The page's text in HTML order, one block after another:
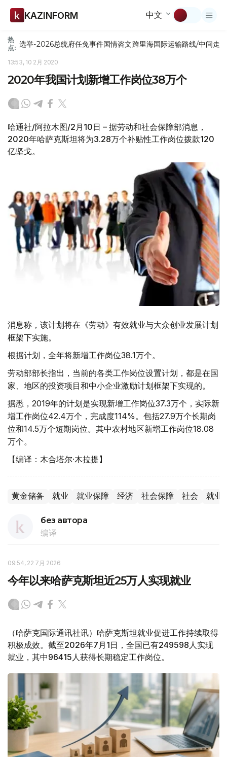
KAZINFORM 中文
热
点: 选举-2026总统府任免事件国情咨文跨里海国际运输路线/中间走廊
13:53, 10 2月 2020
2020年我国计划新增工作岗位38万个
哈通社/阿拉木图/2月10日 – 据劳动和社会保障部消息，
2020年哈萨克斯坦将为3.28万个补贴性工作岗位拨款120
亿坚戈。
消息称，该计划将在《劳动》有效就业与大众创业发展计划
框架下实施。
根据计划，全年将新增工作岗位38.1万个。
劳动部部长指出，当前的各类工作岗位设置计划，都是在国
家、地区的投资项目和中小企业激励计划框架下实现的。
据悉，2019年的计划是实现新增工作岗位37.3万个，实际新
增工作岗位42.4万个，完成度114%。包括27.9万个长期岗
位和14.5万个短期岗位。其中农村地区新增工作岗位18.08
万个。
【编译：木合塔尔·木拉提】
黄金储备 就业 就业保障 经济 社会保障 社会 就业
без автора
编译
09:54, 22 7月 2026
今年以来哈萨克斯坦近25万人实现就业
（哈萨克国际通讯社讯）哈萨克斯坦就业促进工作持续取得
积极成效。截至2026年7月1日，全国已有249598人实现
就业，其中96415人获得长期稳定工作岗位。